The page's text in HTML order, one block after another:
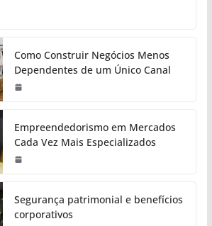
Como Construir Negócios Menos
Dependentes de um Único Canal
Empreendedorismo em Mercados
Cada Vez Mais Especializados
Segurança patrimonial e benefícios
corporativos